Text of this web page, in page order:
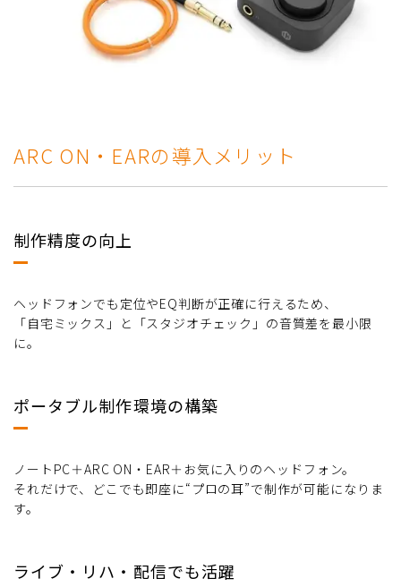
ARC ON・EARの導入メリット
制作精度の向上
ヘッドフォンでも定位やEQ判断が正確に行えるため、
「自宅ミックス」と「スタジオチェック」の音質差を最小限
に。
ポータブル制作環境の構築
ノートPC＋ARC ON・EAR＋お気に入りのヘッドフォン。
それだけで、どこでも即座に“プロの耳”で制作が可能になりま
す。
ライブ・リハ・配信でも活躍